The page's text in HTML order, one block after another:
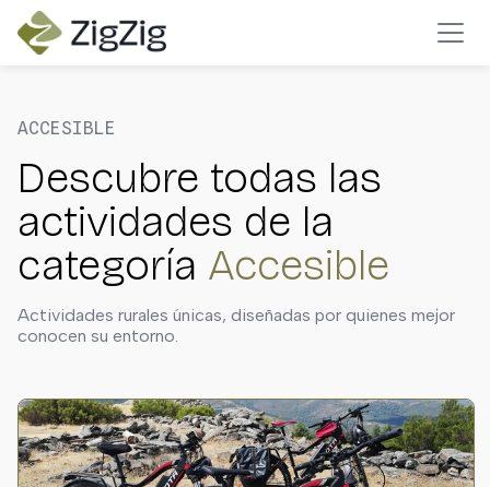
ACCESIBLE
Descubre todas las
actividades de la
categoría Accesible
Actividades rurales únicas, diseñadas por quienes mejor
conocen su entorno.